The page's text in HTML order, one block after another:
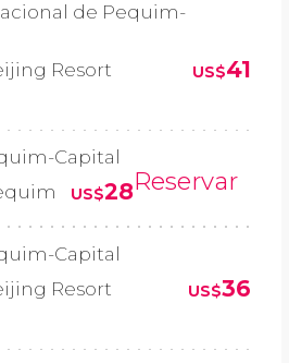
de Pequim-
Resort
US$41
Capital
US$28Reservar
Capital
Resort
US$36